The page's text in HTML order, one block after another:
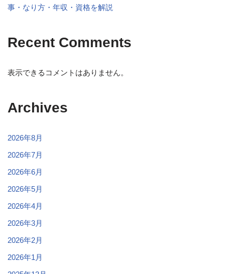
事・なり方・年収・資格を解説
Recent Comments
表示できるコメントはありません。
Archives
2026年8月
2026年7月
2026年6月
2026年5月
2026年4月
2026年3月
2026年2月
2026年1月